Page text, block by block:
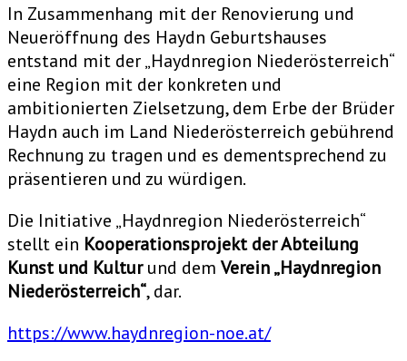
In Zusammenhang mit der Renovierung und
Neueröffnung des Haydn Geburtshauses
entstand mit der „Haydnregion Niederösterreich“
eine Region mit der konkreten und
ambitionierten Zielsetzung, dem Erbe der Brüder
Haydn auch im Land Niederösterreich gebührend
Rechnung zu tragen und es dementsprechend zu
präsentieren und zu würdigen.
Die Initiative „Haydnregion Niederösterreich“
stellt ein Kooperationsprojekt der Abteilung
Kunst und Kulturund dem Verein „Haydnregion
Niederösterreich“, dar.
https://www.haydnregion-noe.at/